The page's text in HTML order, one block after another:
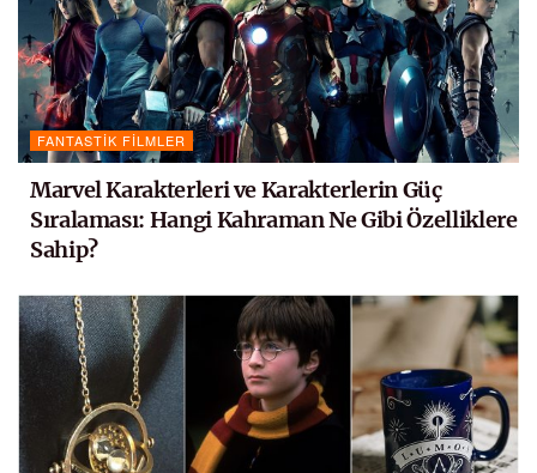
FANTASTIK FILMLER
Marvel Karakterleri ve Karakterlerin Güç
Sıralaması: Hangi Kahraman Ne Gibi Özelliklere
Sahip?